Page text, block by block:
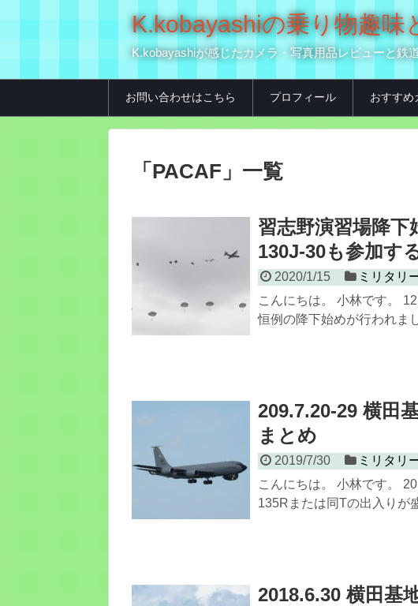
K.kobayashiの乗り物趣
K.kobayashiが感じたカメラ・写真用品レビューと鉄
お問い合わせはこちら プロフィール おすすめ
「 PACAF 」 一覧
習志野演習場降下
130J-30も参加す
2020/1/15
ミリタリ
こんにちは。 小林です。
恒例の降下始めが行われま
209.7.20-29 横田
まとめ
2019/7/30
ミリタリ
こんにちは。 小林です。
135Rまたは同Tの出入りが
2018.6.30 横田基